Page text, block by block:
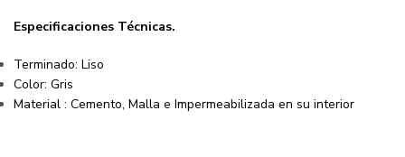
Especificaciones Técnicas.
Terminado: Liso
Color: Gris
Material : Cemento, Malla e Impermeabilizada en su interior